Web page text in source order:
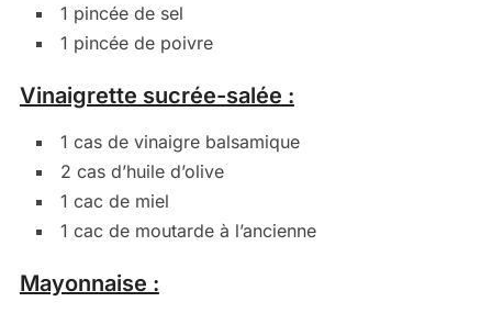
1 pincée de sel
1 pincée de poivre
Vinaigrette sucrée-salée :
1 cas de vinaigre balsamique
2 cas d’huile d’olive
1 cac de miel
1 cac de moutarde à l’ancienne
Mayonnaise :